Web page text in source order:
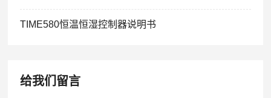
TIME580恒温恒湿控制器说明书
给我们留言